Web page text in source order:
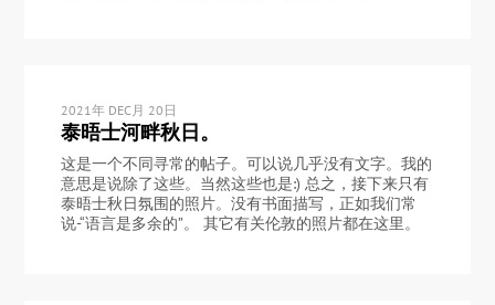
2021年 DEC月 20日
泰晤士河畔秋日。
这是一个不同寻常的帖子。可以说几乎没有文字。我的
意思是说除了这些。当然这些也是:) 总之，接下来只有
泰晤士秋日氛围的照片。没有书面描写，正如我们常
说-“语言是多余的”。 其它有关伦敦的照片都在这里。